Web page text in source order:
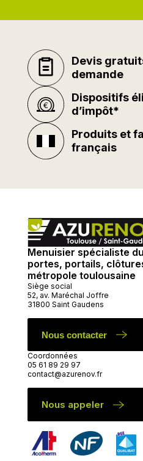
Devis
demande
Dispositifs
d’impôt*
Produits et
français
Menuisier spécialiste
portes, portails,
métropole toulousaine
Siège social
52, av. Maréchal Joffre
31800 Saint Gaudens
Nous contacter
Coordonnées
05 61 89 29 97
contact@azurenov.fr
Nous appeler